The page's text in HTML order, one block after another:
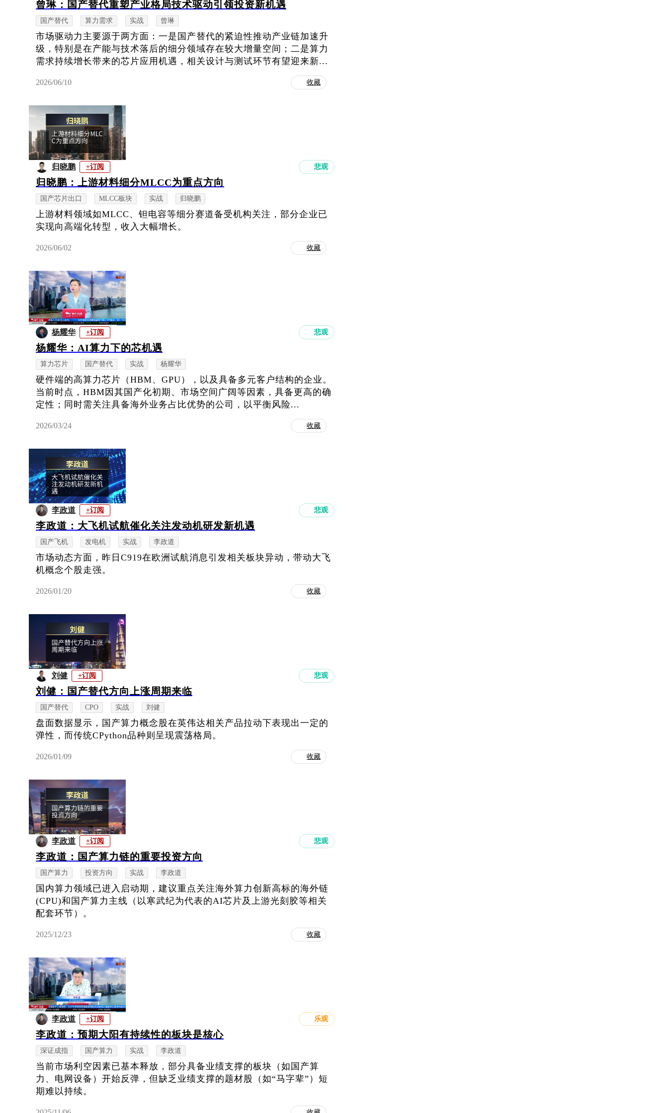
曾琳：国产替代重塑产业格局技术驱动引领投资新机遇
国产替代 算力需求 实战 曾琳
市场驱动力主要源于两方面：一是国产替代的紧迫性推动产业链加速升
级，特别是在产能与技术落后的细分领域存在较大增量空间；二是算力
需求持续增长带来的芯片应用机遇，相关设计与测试环节有望迎来新...
2026/06/10 收藏
归晓鹏 +订阅 悲观
归晓鹏：上游材料细分MLCC为重点方向
国产芯片出口 MLCC板块 实战 归晓鹏
上游材料领域如MLCC、钽电容等细分赛道备受机构关注，部分企业已
实现向高端化转型，收入大幅增长。
2026/06/02 收藏
杨耀华 +订阅 悲观
杨耀华：AI算力下的芯机遇
算力芯片 国产替代 实战 杨耀华
硬件端的高算力芯片（HBM、GPU），以及具备多元客户结构的企业。
当前时点，HBM因其国产化初期、市场空间广阔等因素，具备更高的确
定性；同时需关注具备海外业务占比优势的公司，以平衡风险...
2026/03/24 收藏
李政道 +订阅 悲观
李政道：大飞机试航催化关注发动机研发新机遇
国产飞机 发电机 实战 李政道
市场动态方面，昨日C919在欧洲试航消息引发相关板块异动，带动大飞
机概念个股走强。
2026/01/20 收藏
刘健 +订阅 悲观
刘健：国产替代方向上涨周期来临
国产替代 CPO 实战 刘健
盘面数据显示，国产算力概念股在英伟达相关产品拉动下表现出一定的
弹性，而传统CPython品种则呈现震荡格局。
2026/01/09 收藏
李政道 +订阅 悲观
李政道：国产算力链的重要投资方向
国产算力 投资方向 实战 李政道
国内算力领域已进入启动期，建议重点关注海外算力创新高标的海外链
(CPU)和国产算力主线（以寒武纪为代表的AI芯片及上游光刻胶等相关
配套环节）。
2025/12/23 收藏
李政道 +订阅 乐观
李政道：预期大阳有持续性的板块是核心
深证成指 国产算力 实战 李政道
当前市场利空因素已基本释放，部分具备业绩支撑的板块（如国产算
力、电网设备）开始反弹，但缺乏业绩支撑的题材股（如“马字辈”）短
期难以持续。